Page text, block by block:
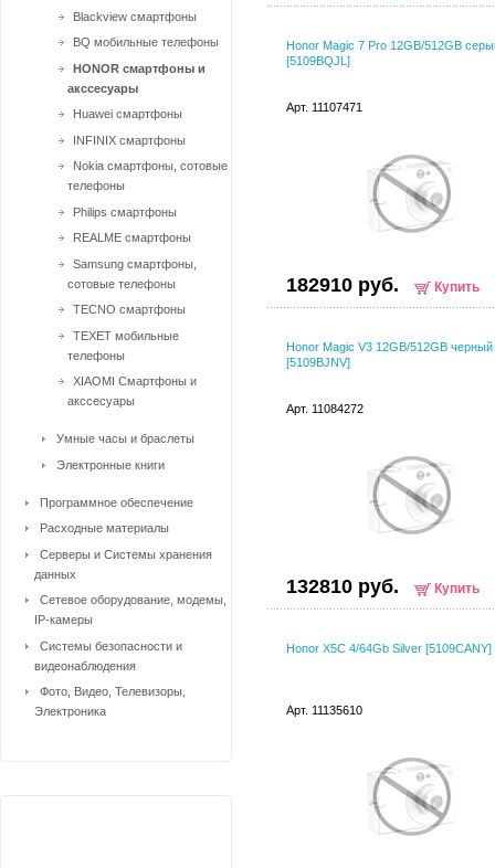
Honor Magic 7 Pro 12GB/512GB
[5109BQJL]
Арт. 11107471
182910 руб. Купить
Honor Magic V3 12GB/512GB черный
[5109BJNV]
Арт. 11084272
132810 руб. Купить
Honor X5C 4/64Gb Silver [5109CANY]
Арт. 11135610
Blackview смартфоны
BQ мобильные телефоны
HONOR смартфоны и
акссесуары
Huawei смартфоны
INFINIX смартфоны
Nokia смартфоны, сотовые
телефоны
Philips смартфоны
REALME смартфоны
Samsung смартфоны,
сотовые телефоны
TECNO смартфоны
TEXET мобильные
телефоны
XIAOMI Смартфоны и
акссесуары
Умные часы и браслеты
Электронные книги
Программное обеспечение
Расходные материалы
Серверы и Системы хранения
данных
Сетевое оборудование, модемы,
IP-камеры
Системы безопасности и
видеонаблюдения
Фото, Видео, Телевизоры,
Электроника